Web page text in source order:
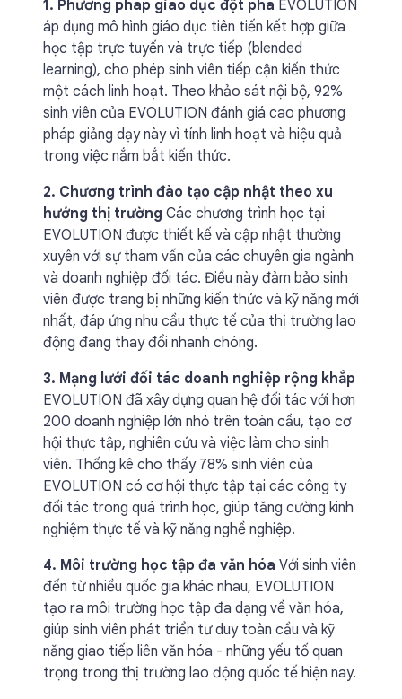
1. Phương pháp giáo dục đột phá EVOLUTION
áp dụng mô hình giáo dục tiên tiến kết hợp giữa
học tập trực tuyến và trực tiếp (blended
learning), cho phép sinh viên tiếp cận kiến thức
một cách linh hoạt. Theo khảo sát nội bộ, 92%
sinh viên của EVOLUTION đánh giá cao phương
pháp giảng dạy này vì tính linh hoạt và hiệu quả
trong việc nắm bắt kiến thức.
2. Chương trình đào tạo cập nhật theo xu
hướng thị trường Các chương trình học tại
EVOLUTION được thiết kế và cập nhật thường
xuyên với sự tham vấn của các chuyên gia ngành
và doanh nghiệp đối tác. Điều này đảm bảo sinh
viên được trang bị những kiến thức và kỹ năng mới
nhất, đáp ứng nhu cầu thực tế của thị trường lao
động đang thay đổi nhanh chóng.
3. Mạng lưới đối tác doanh nghiệp rộng khắp
EVOLUTION đã xây dựng quan hệ đối tác với hơn
200 doanh nghiệp lớn nhỏ trên toàn cầu, tạo cơ
hội thực tập, nghiên cứu và việc làm cho sinh
viên. Thống kê cho thấy 78% sinh viên của
EVOLUTION có cơ hội thực tập tại các công ty
đối tác trong quá trình học, giúp tăng cường kinh
nghiệm thực tế và kỹ năng nghề nghiệp.
4. Môi trường học tập đa văn hóa Với sinh viên
đến từ nhiều quốc gia khác nhau, EVOLUTION
tạo ra môi trường học tập đa dạng về văn hóa,
giúp sinh viên phát triển tư duy toàn cầu và kỹ
năng giao tiếp liên văn hóa - những yếu tố quan
trọng trong thị trường lao động quốc tế hiện nay.